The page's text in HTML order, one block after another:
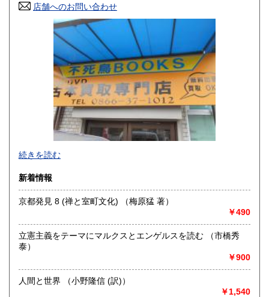
300円 広島県
300円 徳島県
300円 愛媛県
300円 福岡県
300円 長崎県
熊本県
宮崎県
沖縄県 300円
店舗へのお問い合わせ
不死鳥BOOKSでは、書籍だけでなくCD、DVD、レコード、
ゲーム、おもちゃ、骨董品まであらゆるものの買い取りがで
にお問い合わせください。出張費は、無料です。
沿線名：伯備線・桃太郎線(吉備線)
営業時間：9時から17時
定休日：年中無休
不死鳥BOOKSでは、書籍だけでなくCD、DVD、レコード、
ゲーム、おもちゃ、骨董品まであらゆるものの買い取りがで
続きを読む
新着情報
京都発見 8 (禅と室町文化) （梅原猛 著）
￥490
立憲主義をテーマにマルクスとエンゲルスを読む （市橋秀
泰）
￥900
人間と世界 （小野隆信 (訳)）
￥1,540